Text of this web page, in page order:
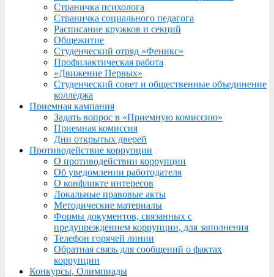
Страничка психолога
Страничка социального педагога
Расписание кружков и секций
Общежитие
Студенческий отряд «Феникс»
Профилактическая работа
«Движение Первых»
Студенческий совет и общественные объединение
колледжа
Приемная кампания
Задать вопрос в «Приемную комиссию»
Приемная комиссия
Дни открытых дверей
Противодействие коррупции
О противодействии коррупции
Об уведомлении работодателя
О конфликте интересов
Локальные правовые акты
Методические материалы
Формы документов, связанных с
предупреждением коррупции, для заполнения
Телефон горячей линии
Обратная связь для сообщений о фактах
коррупции
Конкурсы, Олимпиады